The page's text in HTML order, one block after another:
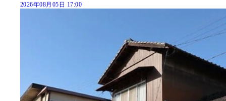
2026年08月05日 17:00